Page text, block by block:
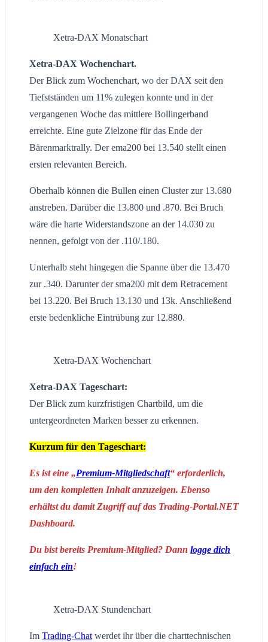
Xetra-DAX Monatschart
Xetra-DAX Wochenchart.
Der Blick zum Wochenchart, wo der DAX seit den
Tiefstständen um 11% zulegen konnte und in der
vergangenen Woche das mittlere Bollingerband
erreichte. Eine gute Zielzone für das Ende der
Bärenmarktrally. Der ema200 bei 13.540 stellt einen
ersten relevanten Bereich.
Oberhalb können die Bullen einen Cluster zur 13.680
anstreben. Darüber die 13.800 und .870. Bei Bruch
wäre die harte Widerstandszone an der 14.030 zu
nennen, gefolgt von der .110/.180.
Unterhalb steht hingegen die Spanne über die 13.470
zur .340. Darunter der sma200 mit dem Retracement
bei 13.220. Bei Bruch 13.130 und 13k. Anschließend
erste bedenkliche Eintrübung zur 12.880.
Xetra-DAX Wochenchart
Xetra-DAX Tageschart:
Der Blick zum kurzfristigen Chartbild, um die
untergeordneten Marken besser zu erkennen.
Kurzum für den Tageschart:
Es ist eine „Premium-Mitgliedschaft“ erforderlich,
um den kompletten Inhalt anzuzeigen. Ebenso
erhältst du damit Zugriff auf das Trading-Portal.NET
Dashboard.
Du bist bereits Premium-Mitglied? Dann logge dich
einfach ein!
Xetra-DAX Stundenchart
Im Trading-Chat werdet ihr über die charttechnischen